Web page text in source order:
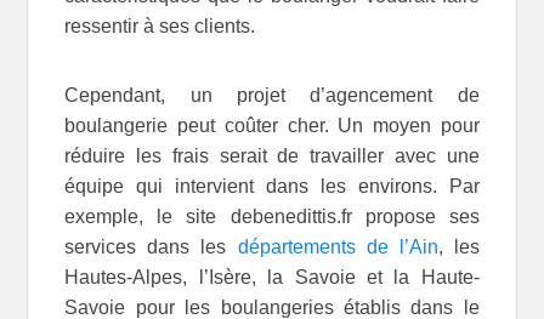
ressentir à ses clients.
Cependant, un projet d’agencement de
boulangerie peut coûter cher. Un moyen pour
réduire les frais serait de travailler avec une
équipe qui intervient dans les environs. Par
exemple, le site debenedittis.fr propose ses
services dans les départements de l’Ain, les
Hautes-Alpes, l’Isère, la Savoie et la Haute-
Savoie pour les boulangeries établis dans le